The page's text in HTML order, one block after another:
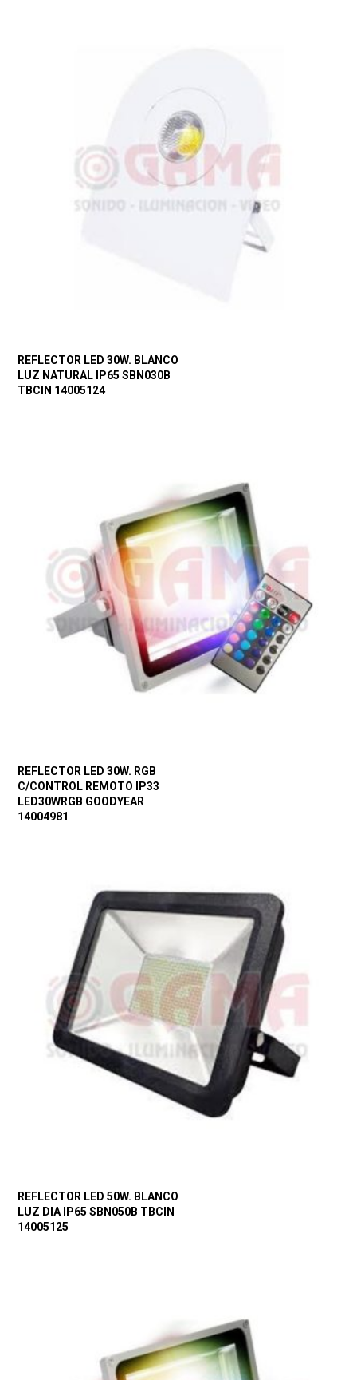
REFLECTOR LED 30W. BLANCO
LUZ NATURAL IP65 SBN030B
TBCIN 14005124
REFLECTOR LED 30W. RGB
C/CONTROL REMOTO IP33
LED30WRGB GOODYEAR
14004981
REFLECTOR LED 50W. BLANCO
LUZ DIA IP65 SBN050B TBCIN
14005125